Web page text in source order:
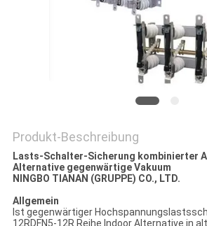
Produkt-Beschreibung
Lasts-Schalter-Sicherung kombinierter
AIternative gegenwärtige Vakuum
NINGBO TIANAN (GRUPPE) CO., LTD.
Allgemein
Ist gegenwärtiger
12RDFN5-12R Reihe lndoor AIternative in